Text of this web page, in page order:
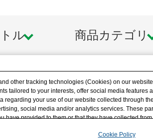
ル 商品カテゴリ
other tracking technologies (Cookies) on our
tailored to your interests, offer social media features
regarding your use of our website collected through
social media and/or analytics services. These
have provided to them or that they have collected
except for Strictly Necessary Cookies, please
Cookie Policy